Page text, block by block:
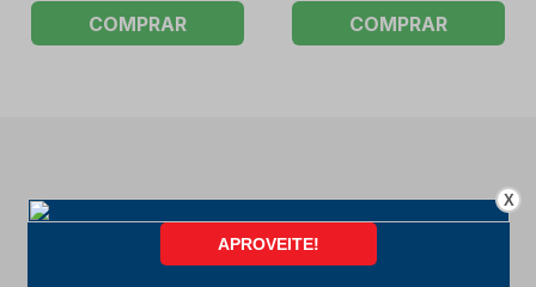
COMPRAR COMPRAR
X